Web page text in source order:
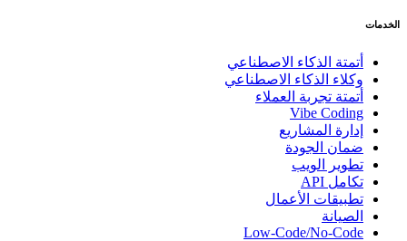
الخدمات
أتمتة الذكاء الاصطناعي
وكلاء الذكاء الاصطناعي
أتمتة تجربة العملاء
Vibe Coding
إدارة المشاريع
ضمان الجودة
تطوير الويب
تكامل API
تطبيقات الأعمال
الصيانة
Low-Code/No-Code